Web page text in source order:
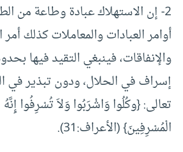
2- إن الاستهلاك عبادة وطاعة من
أوامر العبادات والمعاملات كذلك أمر
والإنفاقات، فينبغي التقيد فيها
إسراف في الحلال، ودون تبذير في
تعالى: {وكُلُوا وَاشْرَبُوا وَلاَ تُسْرِفُوا
الْمُسْرِفِينَ} (الأعراف:31).